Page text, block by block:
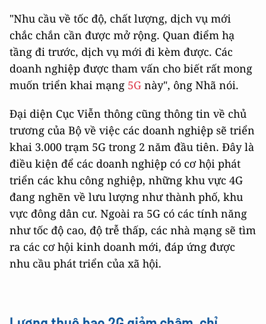
"Nhu cầu về tốc độ, chất lượng, dịch vụ mới
chắc chắn cần được mở rộng. Quan điểm hạ
tầng đi trước, dịch vụ mới đi kèm được. Các
doanh nghiệp được tham vấn cho biết rất mong
muốn triển khai mạng 5G này", ông Nhã nói.
Đại diện Cục Viễn thông cũng thông tin về chủ
trương của Bộ về việc các doanh nghiệp sẽ triển
khai 3.000 trạm 5G trong 2 năm đầu tiên. Đây là
điều kiện để các doanh nghiệp có cơ hội phát
triển các khu công nghiệp, những khu vực 4G
đang nghẽn về lưu lượng như thành phố, khu
vực đông dân cư. Ngoài ra 5G có các tính năng
như tốc độ cao, độ trễ thấp, các nhà mạng sẽ tìm
ra các cơ hội kinh doanh mới, đáp ứng được
nhu cầu phát triển của xã hội.